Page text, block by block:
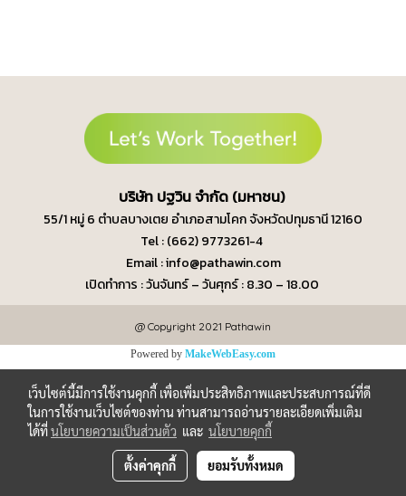
บริษัท ปฐวิน จำกัด (มหาชน)
55/1 หมู่ 6 ตำบลบางเตย อำเภอสามโคก จังหวัดปทุมธานี 12160
Tel : (662) 9773261-4
Email : info@pathawin.com
เปิดทำการ : วันจันทร์ – วันศุกร์ : 8.30 – 18.00
@ Copyright 2021 Pathawin
Powered by MakeWebEasy.com
เว็บไซต์นี้มีการใช้งานคุกกี้ เพื่อเพิ่มประสิทธิภาพและประสบการณ์ที่ดี
ในการใช้งานเว็บไซต์ของท่าน ท่านสามารถอ่านรายละเอียดเพิ่มเติม
ได้ที่นโยบายความเป็นส่วนตัว และ นโยบายคุกกี้
ตั้งค่าคุกกี้ ยอมรับทั้งหมด